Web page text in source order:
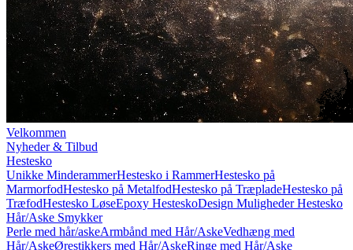
Velkommen
Nyheder & Tilbud
Hestesko
Unikke MinderammerHestesko i RammerHestesko på
MarmorfodHestesko på MetalfodHestesko på TræpladeHestesko på
TræfodHestesko LøseEpoxy HesteskoDesign Muligheder Hestesko
Hår/Aske Smykker
Perle med hår/askeArmbånd med Hår/AskeVedhæng med
Hår/AskeØrestikkers med Hår/AskeRinge med Hår/Aske